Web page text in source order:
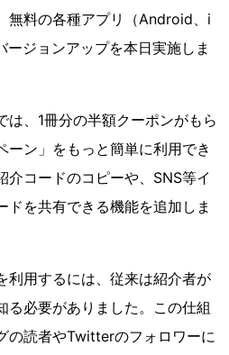
無料の各種アプリ（Android、i
ジョンアップを本日実施しま
は、1冊分の半額クーポンがもら
ーン」をもっと簡単に利用でき
介コードのコピーや、SNS等イ
ドを共有できる機能を追加しま
利用するには、従来は紹介者が
る必要がありました。この仕組
の読者やTwitterのフォロワーに